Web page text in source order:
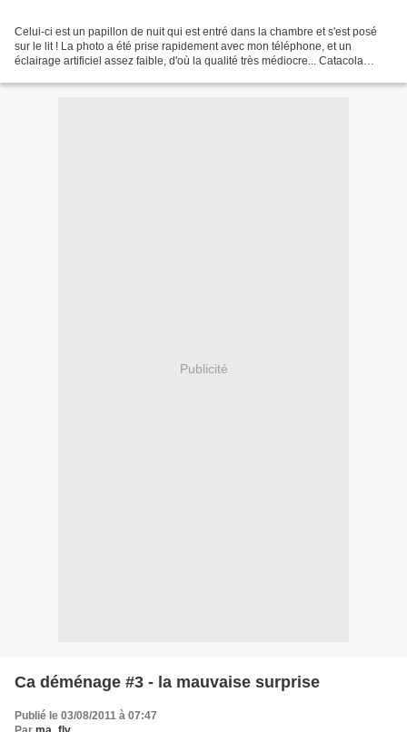
Celui-ci est un papillon de nuit qui est entré dans la chambre et s'est posé
sur le lit ! La photo a été prise rapidement avec mon téléphone, et un
éclairage artificiel assez faible, d'où la qualité très médiocre... Catacola
Publicité
Ca déménage #3 - la mauvaise surprise
Publié le 03/08/2011 à 07:47